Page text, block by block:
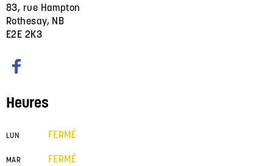
83, rue Hampton
Rothesay, NB
E2E 2K3
Heures
LUN FERMÉ
MAR FERMÉ